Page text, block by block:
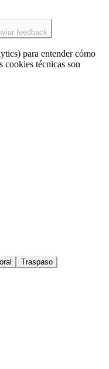
feedback
para entender cómo
cookies técnicas son
Traspaso